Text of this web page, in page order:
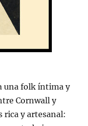
una folk íntima y
Cornwall y
rica y artesanal: